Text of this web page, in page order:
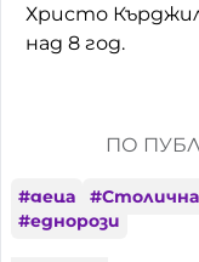
Христо
над 8 год.
ПО
#деца #
#еднорози